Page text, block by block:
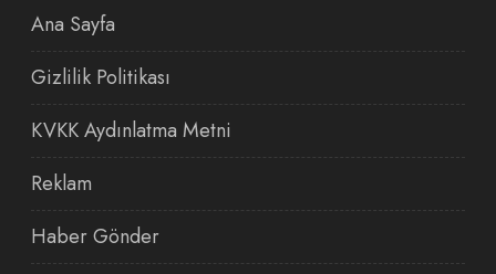
Ana Sayfa
Gizlilik Politikası
KVKK Aydınlatma Metni
Reklam
Haber Gönder